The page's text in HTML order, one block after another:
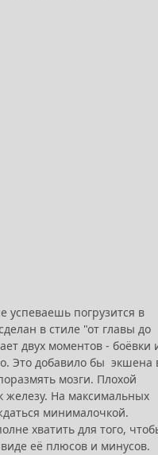
успеваешь погрузится в
в стиле "от главы до
двух моментов - боёвки
Это добавило бы экшена
мозги. Плохой
железу. На максимальных
минималочкой.
хватить для того,
её плюсов и минусов.